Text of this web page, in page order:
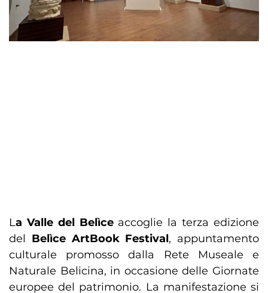
La Valle del Belìceaccoglie la terza edizione
del Belìce ArtBook Festival, appuntamento
culturale promosso dalla Rete Museale e
Naturale Belicina, in occasione delle Giornate
europee del patrimonio. La manifestazione si